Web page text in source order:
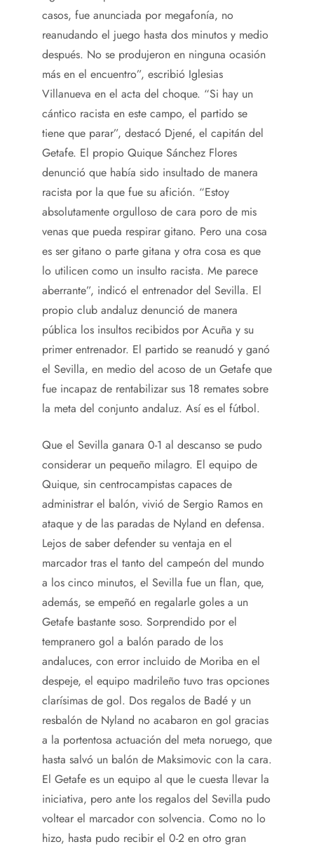
casos, fue anunciada por megafonía, no
reanudando el juego hasta dos minutos y medio
después. No se produjeron en ninguna ocasión
más en el encuentro”, escribió Iglesias
Villanueva en el acta del choque. “Si hay un
cántico racista en este campo, el partido se
tiene que parar”, destacó Djené, el capitán del
Getafe. El propio Quique Sánchez Flores
denunció que había sido insultado de manera
racista por la que fue su afición. “Estoy
absolutamente orgulloso de cara poro de mis
venas que pueda respirar gitano. Pero una cosa
es ser gitano o parte gitana y otra cosa es que
lo utilicen como un insulto racista. Me parece
aberrante”, indicó el entrenador del Sevilla. El
propio club andaluz denunció de manera
pública los insultos recibidos por Acuña y su
primer entrenador. El partido se reanudó y ganó
el Sevilla, en medio del acoso de un Getafe que
fue incapaz de rentabilizar sus 18 remates sobre
la meta del conjunto andaluz. Así es el fútbol.
Que el Sevilla ganara 0-1 al descanso se pudo
considerar un pequeño milagro. El equipo de
Quique, sin centrocampistas capaces de
administrar el balón, vivió de Sergio Ramos en
ataque y de las paradas de Nyland en defensa.
Lejos de saber defender su ventaja en el
marcador tras el tanto del campeón del mundo
a los cinco minutos, el Sevilla fue un flan, que,
además, se empeñó en regalarle goles a un
Getafe bastante soso. Sorprendido por el
tempranero gol a balón parado de los
andaluces, con error incluido de Moriba en el
despeje, el equipo madrileño tuvo tras opciones
clarísimas de gol. Dos regalos de Badé y un
resbalón de Nyland no acabaron en gol gracias
a la portentosa actuación del meta noruego, que
hasta salvó un balón de Maksimovic con la cara.
El Getafe es un equipo al que le cuesta llevar la
iniciativa, pero ante los regalos del Sevilla pudo
voltear el marcador con solvencia. Como no lo
hizo, hasta pudo recibir el 0-2 en otro gran